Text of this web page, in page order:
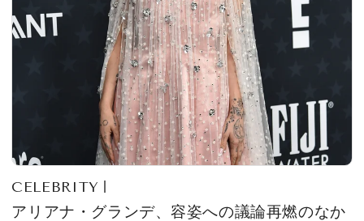
CELEBRITY
アリアナ・グランデ、容姿への議論再燃のなか